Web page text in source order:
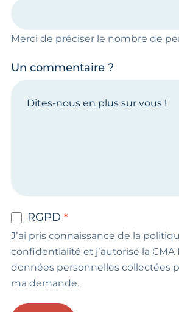
Merci de préciser le nombre de
Un commentaire ?
RGPD
J’ai pris connaissance de la
confidentialité et j’autorise la CMA
données personnelles collectées
ma demande.